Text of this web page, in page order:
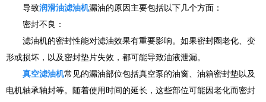
导致润滑油滤油机漏油的原因主要包括以下几个方面：
密封不良：
滤油机的密封性能对滤油效果有重要影响。如果密封圈老化、变
形或损坏，以及密封垫片失效，都可能导致油液泄漏。
真空滤油机常见的漏油部位包括真空泵的油窗、油箱密封垫以及
电机轴承轴封等。随着使用时间的延长，这些部位可能因老化而密封